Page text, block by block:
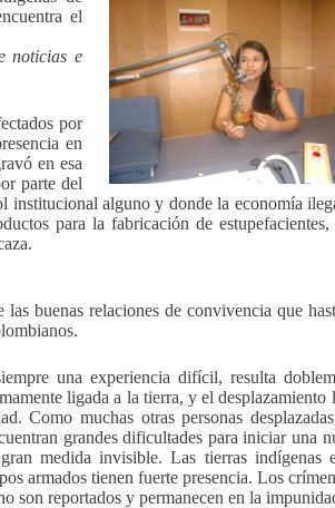
el
noticias e
por
en
en esa
parte del
institucional alguno y donde la economía
para la fabricación de estupefacientes,
buenas relaciones de convivencia que
una experiencia difícil, resulta
ligada a la tierra, y el desplazamiento
Como muchas otras personas
grandes dificultades para iniciar una
medida invisible. Las tierras indígenas
armados tienen fuerte presencia. Los
son reportados y permanecen en la